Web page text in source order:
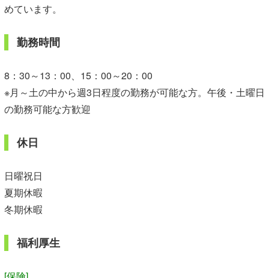
めています。
勤務時間
8：30～13：00、15：00～20：00
※月～土の中から週3日程度の勤務が可能な方。午後・土曜日
の勤務可能な方歓迎
休日
日曜祝日
夏期休暇
冬期休暇
福利厚生